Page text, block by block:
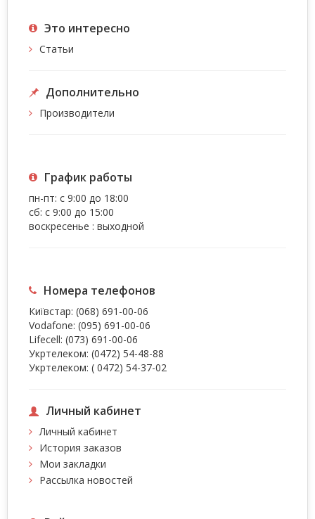
Это интересно
Статьи
Дополнительно
Производители
График работы
пн-пт: с 9:00 до 18:00
сб: с 9:00 до 15:00
воскресенье : выходной
Номера телефонов
Київстар: (068) 691-00-06
Vodafone: (095) 691-00-06
Lifecell: (073) 691-00-06
Укртелеком: (0472) 54-48-88
Укртелеком: ( 0472) 54-37-02
Личный кабинет
Личный кабинет
История заказов
Мои закладки
Рассылка новостей